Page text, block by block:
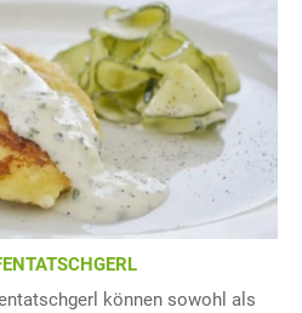
können sowohl als